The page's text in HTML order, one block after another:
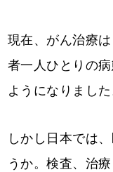
現在、がん治療
者一人ひとりの
ようになりまし
しかし日本では
うか。検査、治